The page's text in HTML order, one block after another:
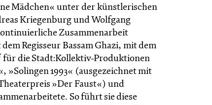
Mädchen« unter der künstlerischen
Kriegenburg und Wolfgang
Zusammenarbeit
Regisseur Bassam Ghazi, mit dem
für die Stadt:Kollektiv-Produktionen
»Solingen 1993« (ausgezeichnet mit
»Der Faust«) und
So führt sie diese